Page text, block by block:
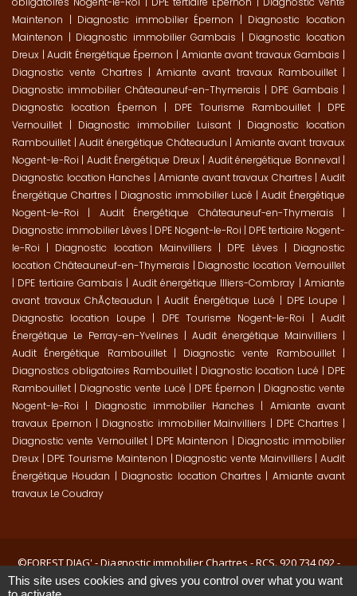
Maintenon | Diagnostic immobilier Épernon | Diagnostic location
Maintenon | Diagnostic immobilier Gambais | Diagnostic location
Dreux |Audit Énergétique Épernon | Amiante avant travaux Gambais |
Diagnostic vente Chartres | Amiante avant travaux Rambouillet|
Diagnostic immobilier Châteauneuf-en-Thymerais | DPE Gambais |
Diagnostic location Épernon | DPE Tourisme Rambouillet| DPE
Vernouillet | Diagnostic immobilier Luisant| Diagnostic location
Rambouillet |Audit énergétique Châteaudun | Amiante avant travaux
Nogent-le-Roi | Audit Énergétique Dreux| Audit énergétique Bonneval |
Diagnostic location Hanches |Amiante avant travaux Chartres |Audit
Énergétique Chartres | Diagnostic immobilier Lucé | Audit Énergétique
Nogent-le-Roi | Audit Énergétique Châteauneuf-en-Thymerais |
Diagnostic immobilier Lèves | DPE Nogent-le-Roi | DPE tertiaire Nogent-
le-Roi | Diagnostic location Mainvilliers | DPE Lèves | Diagnostic
location Châteauneuf-en-Thymerais | Diagnostic location Vernouillet
| DPE tertiaire Gambais | Audit énergétique Illiers-Combray |Amiante
avant travaux ChÃ¢teaudun | Audit Énergétique Lucé | DPE Loupe |
Diagnostic location Loupe | DPE Tourisme Nogent-le-Roi | Audit
Énergétique Le Perray-en-Yvelines | Audit énergétique Mainvilliers |
Audit Énergétique Rambouillet| Diagnostic vente Rambouillet|
Diagnostics obligatoires Rambouillet| Diagnostic location Lucé | DPE
Rambouillet | Diagnostic vente Lucé | DPE Épernon | Diagnostic vente
Nogent-le-Roi | Diagnostic immobilier Hanches | Amiante avant
travaux Epernon | Diagnostic immobilier Mainvilliers | DPE Chartres |
Diagnostic vente Vernouillet| DPE Maintenon | Diagnostic immobilier
Dreux | DPE Tourisme Maintenon | Diagnostic vente Mainvilliers |Audit
Énergétique Houdan | Diagnostic location Chartres | Amiante avant
travaux Le Coudray
©FOREST DIAG' -Diagnostic immobilier Chartres- RCS. 920 734 092 -
Mentions légales-CGV-Politique de confidentialité
This site uses cookies and gives you control over what you want